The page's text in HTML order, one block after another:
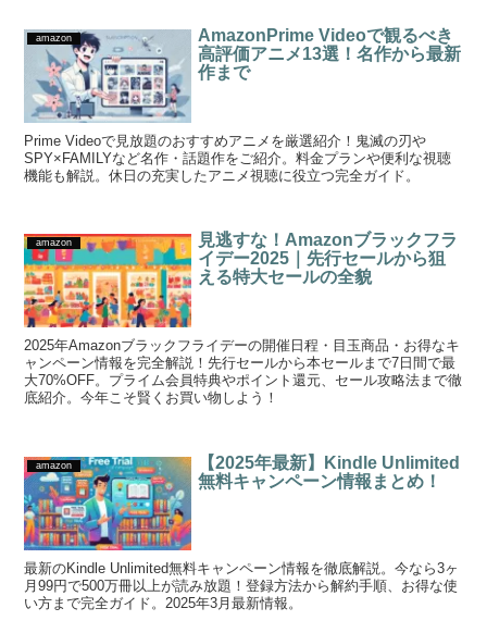
amazon
AmazonPrime Videoで観るべき
高評価アニメ13選！名作から最新
作まで
Prime Videoで見放題のおすすめアニメを厳選紹介！鬼滅の刃や
SPY×FAMILYなど名作・話題作をご紹介。料金プランや便利な視聴
機能も解説。休日の充実したアニメ視聴に役立つ完全ガイド。
amazon
見逃すな！Amazonブラックフラ
イデー2025｜先行セールから狙
える特大セールの全貌
2025年Amazonブラックフライデーの開催日程・目玉商品・お得なキ
ャンペーン情報を完全解説！先行セールから本セールまで7日間で最
大70%OFF。プライム会員特典やポイント還元、セール攻略法まで徹
底紹介。今年こそ賢くお買い物しよう！
amazon
【2025年最新】Kindle Unlimited
無料キャンペーン情報まとめ！
最新のKindle Unlimited無料キャンペーン情報を徹底解説。今なら3ヶ
月99円で500万冊以上が読み放題！登録方法から解約手順、お得な使
い方まで完全ガイド。2025年3月最新情報。